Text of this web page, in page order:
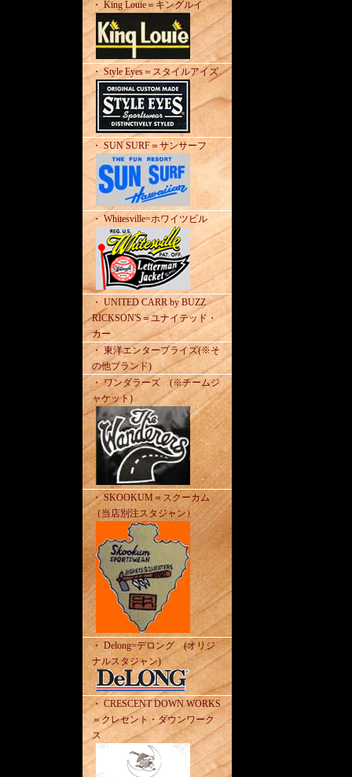
・ King Louie＝キングルイ
・ Style Eyes＝スタイルアイズ
・ SUN SURF＝サンサーフ
・ Whitesville=ホワイツビル
・ UNITED CARR by BUZZ
RICKSON'S＝ユナイテッド・
カー
・ 東洋エンタープライズ(※そ
の他ブランド)
・ ワンダラーズ (※チームジ
ャケット)
・ SKOOKUM＝スクーカム
（当店別注スタジャン）
・ Delong=デロング (オリジ
ナルスタジャン)
・ CRESCENT DOWN WORKS
＝クレセント・ダウンワーク
ス